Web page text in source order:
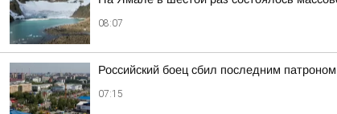
08:07
Российский боец сбил последним
07:15